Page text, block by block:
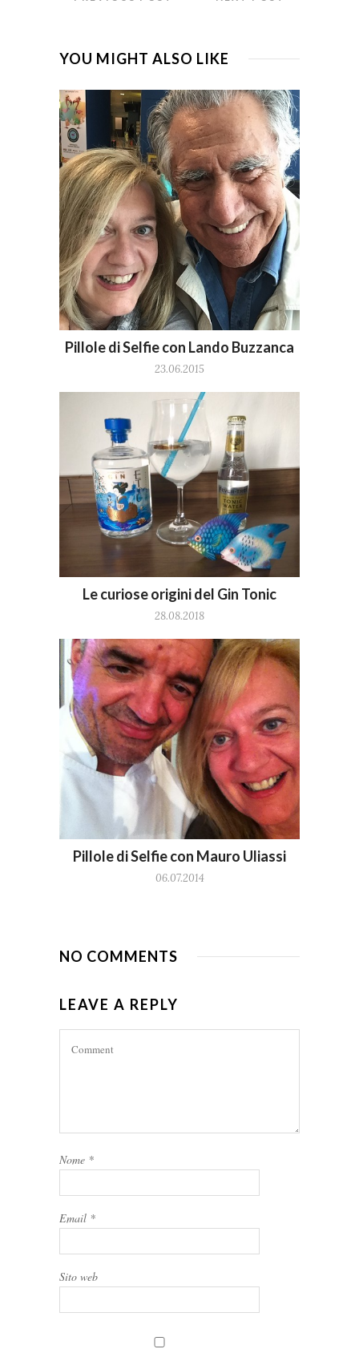
YOU MIGHT ALSO LIKE
Pillole di Selfie con Lando Buzzanca
23.06.2015
Le curiose origini del Gin Tonic
28.08.2018
Pillole di Selfie con Mauro Uliassi
06.07.2014
NO COMMENTS
LEAVE A REPLY
Nome *
Email *
Sito web